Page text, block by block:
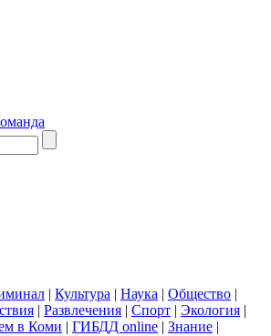
| Культура | Наука | Общество |
| Развлечения | Спорт | Экология |
в Коми | ГИБДД online | Знание |